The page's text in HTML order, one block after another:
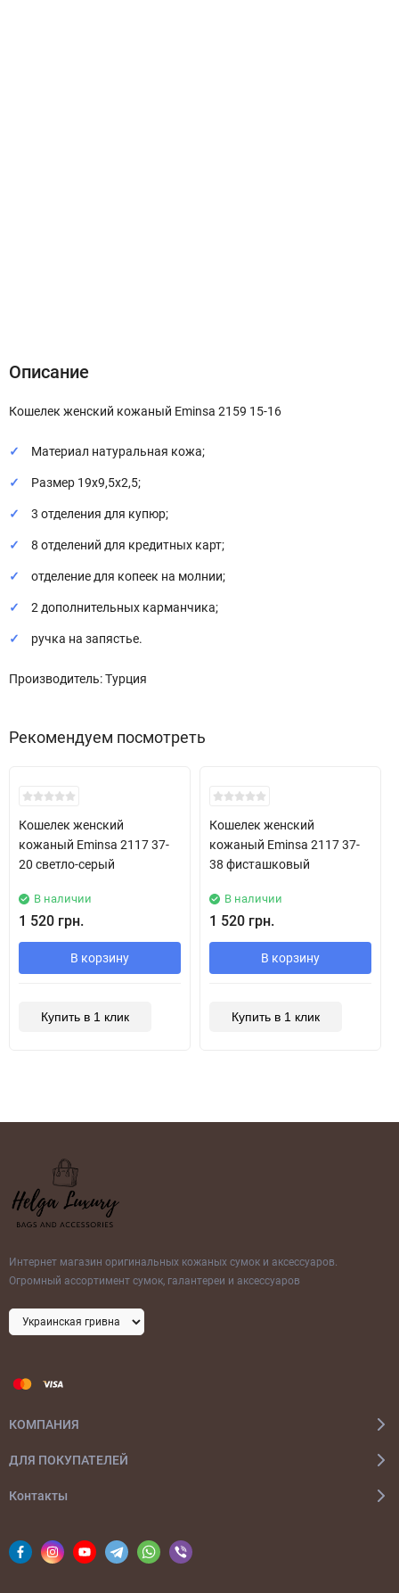
Описание
Кошелек женский кожаный Eminsa 2159 15-16
Материал натуральная кожа;
Размер 19х9,5х2,5;
3 отделения для купюр;
8 отделений для кредитных карт;
отделение для копеек на молнии;
2 дополнительных карманчика;
ручка на запястье.
Производитель: Турция
Рекомендуем посмотреть
Хит!
Кошелек женский
кожаный Eminsa 2117 37-
20 светло-серый
В наличии
1 520 грн.
В корзину
Купить в 1 клик
Хит!
Кошелек женский
кожаный Eminsa 2117 37-
38 фисташковый
В наличии
1 520 грн.
В корзину
Купить в 1 клик
Интернет магазин оригинальных кожаных сумок и аксессуаров.
Огромный ассортимент сумок, галантереи и аксессуаров
КОМПАНИЯ
ДЛЯ ПОКУПАТЕЛЕЙ
Контакты